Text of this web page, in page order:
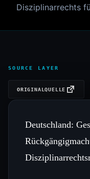
Disziplinarrechts
SOURCE LAYER
ORIGINALQUELLE
Deutschland: